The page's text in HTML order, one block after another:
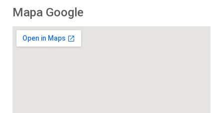
Mapa Google